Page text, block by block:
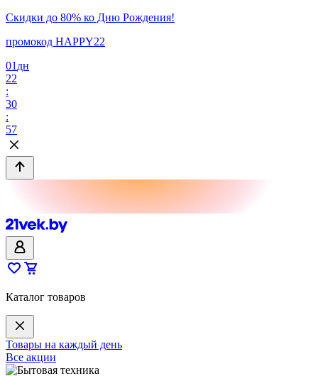
Скидки до 80% ко Дню Рождения!
промокод HAPPY22
01 дн
22
:
30
:
57
Каталог товаров
Товары на каждый день
Все акции